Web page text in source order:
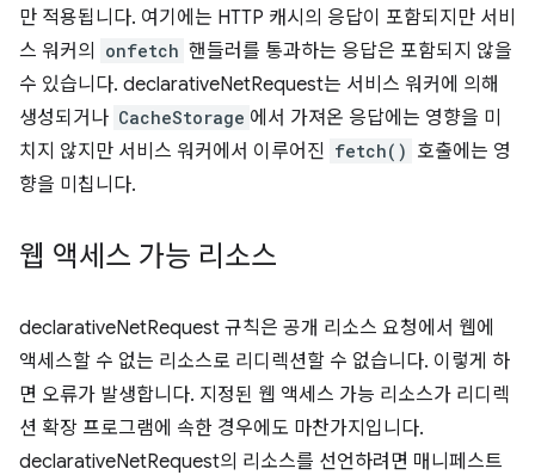
만 적용됩니다. 여기에는 HTTP 캐시의 응답이 포함되지만 서비
스 워커의
onfetch 핸들러를 통과하는 응답은 포함되지 않을
수 있습니다. declarativeNetRequest는 서비스 워커에 의해
생성되거나 CacheStorage 에서 가져온 응답에는 영향을 미
치지 않지만 서비스 워커에서 이루어진 fetch() 호출에는 영
향을 미칩니다.
웹 액세스 가능 리소스
declarativeNetRequest 규칙은 공개 리소스 요청에서 웹에
액세스할 수 없는 리소스로 리디렉션할 수 없습니다. 이렇게 하
면 오류가 발생합니다. 지정된 웹 액세스 가능 리소스가 리디렉
션 확장 프로그램에 속한 경우에도 마찬가지입니다.
declarativeNetRequest의 리소스를 선언하려면 매니페스트